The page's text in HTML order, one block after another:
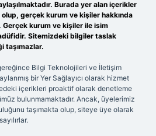
Burada yer alan içerikler
gerçek kurum ve kişiler hakkında
Gerçek kurum ve kişiler ile isim
Sitemizdeki bilgiler taslak
taşımazlar.
Bilgi Teknolojileri ve İletişim
bir Yer Sağlayıcı olarak hizmet
içerikleri proaktif olarak denetleme
bulunmamaktadır. Ancak, üyelerimiz
taşımakta olup, siteye üye olarak